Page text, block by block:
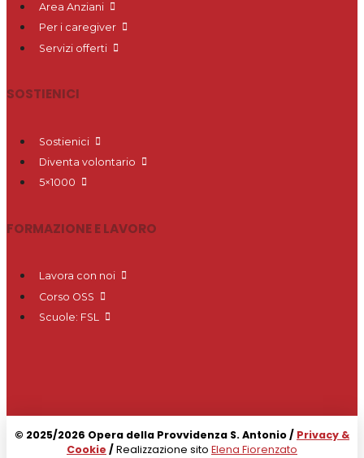
Area Anziani
Per i caregiver
Servizi offerti
SOSTIENICI
Sostienici
Diventa volontario
5×1000
FORMAZIONE E LAVORO
Lavora con noi
Corso OSS
Scuole: FSL
© 2025/2026 Opera della Provvidenza S. Antonio / Privacy &
Cookie /Realizzazione sito Elena Fiorenzato